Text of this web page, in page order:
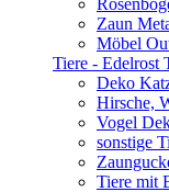
Zaun
Möbel
Tiere - Edelrost
Deko
Hirsche,
Vogel
sonstige
Tiere mit